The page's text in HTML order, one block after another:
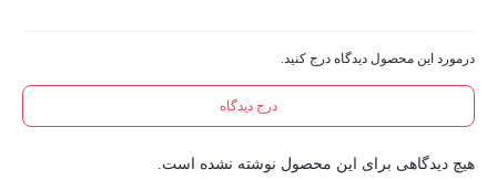
درمورد این محصول دیدگاه درج کنید.
درج دیدگاه
هیچ دیدگاهی برای این محصول نوشته نشده است.